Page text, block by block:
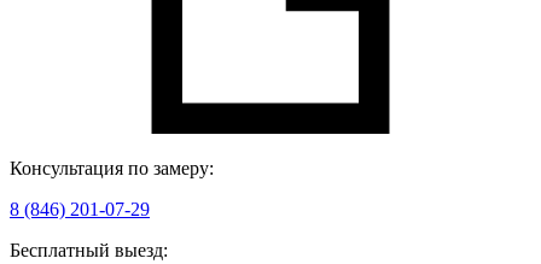
Консультация по замеру:
8 (846) 201-07-29
Бесплатный выезд: